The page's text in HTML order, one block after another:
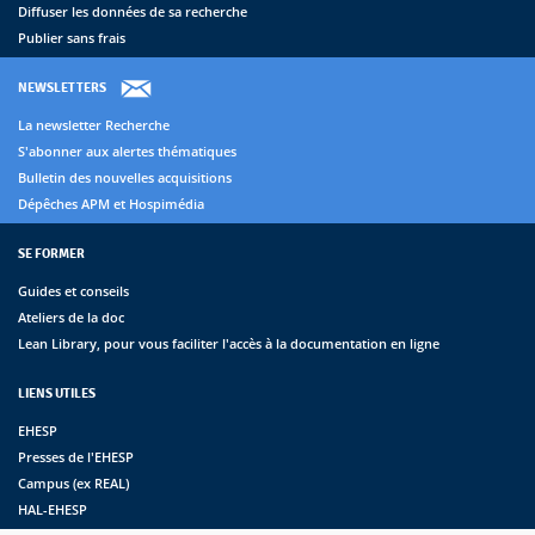
Diffuser les données de sa recherche
Publier sans frais
NEWSLETTERS
La newsletter Recherche
S'abonner aux alertes thématiques
Bulletin des nouvelles acquisitions
Dépêches APM et Hospimédia
SE FORMER
Guides et conseils
Ateliers de la doc
Lean Library, pour vous faciliter l'accès à la documentation en ligne
LIENS UTILES
EHESP
Presses de l'EHESP
Campus (ex REAL)
HAL-EHESP